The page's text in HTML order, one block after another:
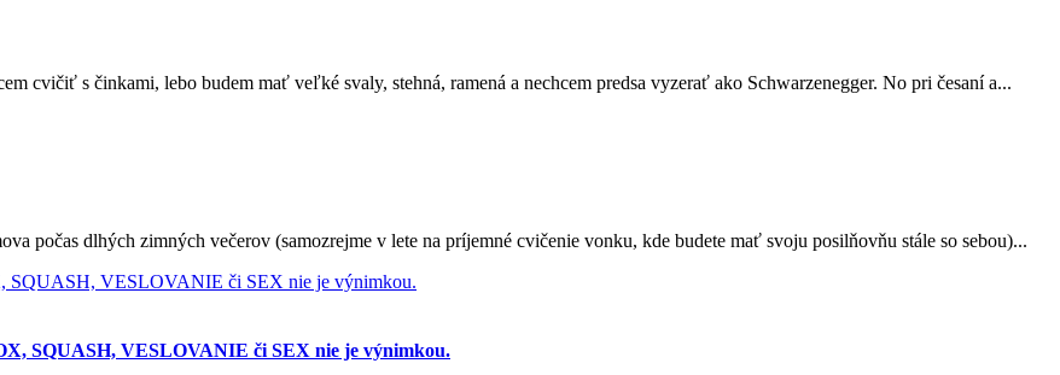
cvičiť s činkami, lebo budem mať veľké svaly, stehná, ramená a nechcem predsa vyzerať ako Schwarzenegger. No pri česaní a...
počas dlhých zimných večerov (samozrejme v lete na príjemné cvičenie vonku, kde budete mať svoju posilňovňu stále so sebou)...
SQUASH, VESLOVANIE či SEX nie je výnimkou.